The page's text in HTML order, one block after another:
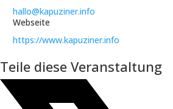
hallo@kapuziner.info
Webseite
https://www.kapuziner.info
Teile diese Veranstaltung